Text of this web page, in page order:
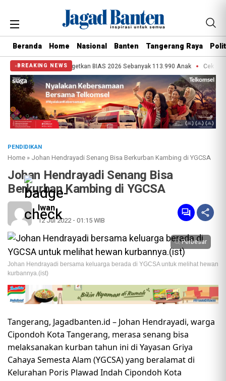
Beranda Home Nasional Banten Tangerang Raya
BREAKING NEWS
Targetkan BIAS 2026 Sebanyak 113.990 Anak Cek Kesehatan
PENDIDIKAN
Home » Johan Hendrayadi Senang Bisa Berkurban Kambing di YGCSA
Johan Hendrayadi Senang Bisa
Berkurban Kambing di YGCSA
Iwan
12 Jul 2022 - 01:15 WIB
Perbesar
Johan Hendrayadi bersama keluarga berada di YGCSA untuk melihat hewan
kurbannya.(ist)
Tangerang, Jagadbanten.id – Johan Hendrayadi, warga
Cipondoh Kota Tangerang, merasa senang bisa
melaksanakan kurban tahun ini di Yayasan Griya
Cahaya Semesta Alam (YGCSA) yang beralamat di
Kelurahan Poris Plawad Indah Cipondoh Kota